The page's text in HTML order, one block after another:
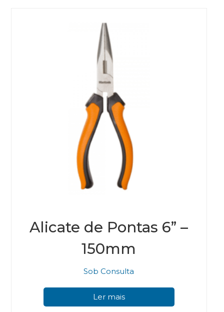
Alicate de Pontas 6” –
150mm
Sob Consulta
Ler mais